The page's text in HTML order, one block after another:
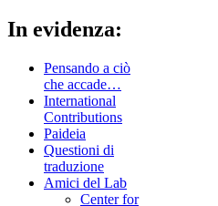
In evidenza:
Pensando a ciò
che accade…
International
Contributions
Paideia
Questioni di
traduzione
Amici del Lab
Center for